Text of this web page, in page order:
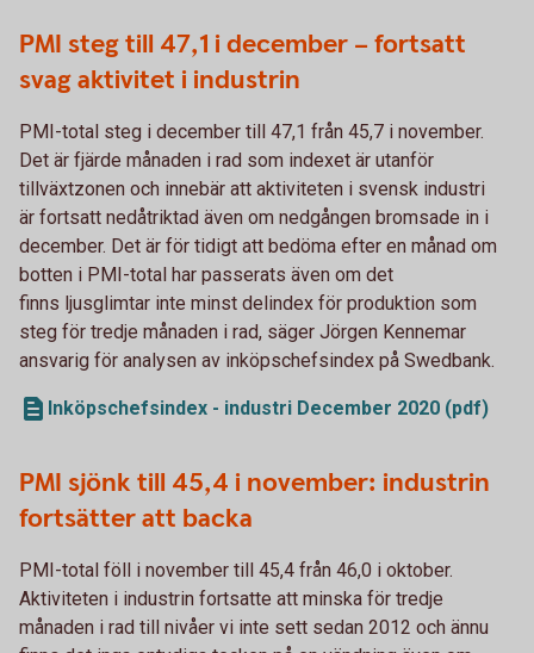
PMI steg till 47,1 i december – fortsatt
svag aktivitet i industrin
PMI-total steg i december till 47,1 från 45,7 i november.
Det är fjärde månaden i rad som indexet är utanför
tillväxtzonen och innebär att aktiviteten i svensk industri
är fortsatt nedåtriktad även om nedgången bromsade in i
december. Det är för tidigt att bedöma efter en månad om
botten i PMI-total har passerats även om det
finns ljusglimtar inte minst delindex för produktion som
steg för tredje månaden i rad, säger Jörgen Kennemar
ansvarig för analysen av inköpschefsindex på Swedbank.
Inköpschefsindex - industri December 2020 (pdf)
PMI sjönk till 45,4 i november: industrin
fortsätter att backa
PMI-total föll i november till 45,4 från 46,0 i oktober.
Aktiviteten i industrin fortsatte att minska för tredje
månaden i rad till nivåer vi inte sett sedan 2012 och ännu